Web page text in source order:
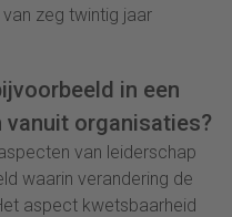
zeg twintig jaar
in een
vanuit organisaties?
van leiderschap
waarin verandering de
aspect kwetsbaarheid